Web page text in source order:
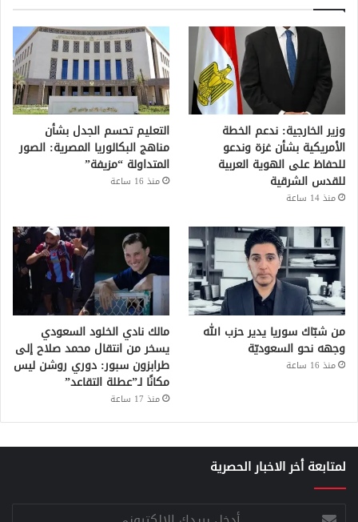
وزير الخارجية: ندعم الخطة
الأمريكية بشأن غزة وندعو
للحفاظ على الهوية العربية
للقدس الشرقية
منذ 14 ساعة
التعليم تحسم الجدل بشأن
مناهج البكالوريا المصرية: الصور
المتداولة “مزيفة”
منذ 16 ساعة
من شبّاك سوريا يدير حزب الله
وجهه نحو السعوديّة
منذ 16 ساعة
مالك نادي الخلود السعودي
يسخر من انتقال محمد صلاح إلى
طرابزون سبور: دوري روشن ليس
مكانًا لـ”عطلة التقاعد”
منذ 17 ساعة
لمتابعة أخر الاخبار الحصرية
أدخل